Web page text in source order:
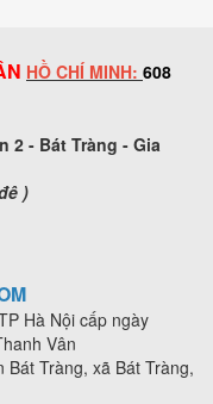
HỒ CHÍ MINH: 608
2 - Bát Tràng - Gia
)
Hà Nội cấp ngày
Vân
Tràng, xã Bát Tràng,